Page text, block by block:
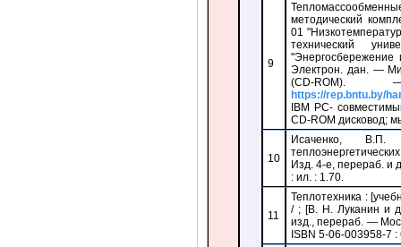
9
методический
01
технический
"Энергосбережение
Электрон. дан. —
(CD-
https://rep.bntu.by/
IBM PC-
CD-ROM дисковод;
10
Исаченко, В.П.
Изд. 4-е, перераб. и
: ил. : 1.70.
11
Теплотехника :
/ ; [В. Н. Луканин и
изд., перераб. —
ISBN 5-06-003958-7 :